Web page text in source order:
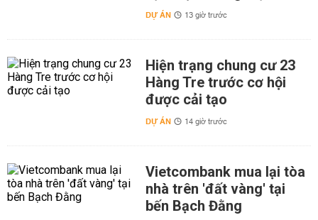
DỰ ÁN 13 giờ trước
Hiện trạng chung cư 23
Hàng Tre trước cơ hội
được cải tạo
DỰ ÁN 14 giờ trước
Vietcombank mua lại tòa
nhà trên 'đất vàng' tại
bến Bạch Đằng